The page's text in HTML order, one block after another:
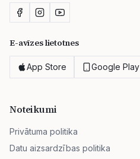
E-avīzes lietotnes
App Store Google Play
Noteikumi
Privātuma politika
Datu aizsardzības politika